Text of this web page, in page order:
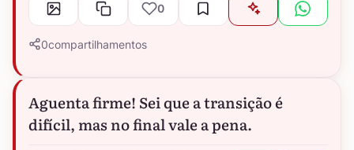
0
0compartilhamentos
Aguenta firme! Sei que a transição é
difícil, mas no final vale a pena.